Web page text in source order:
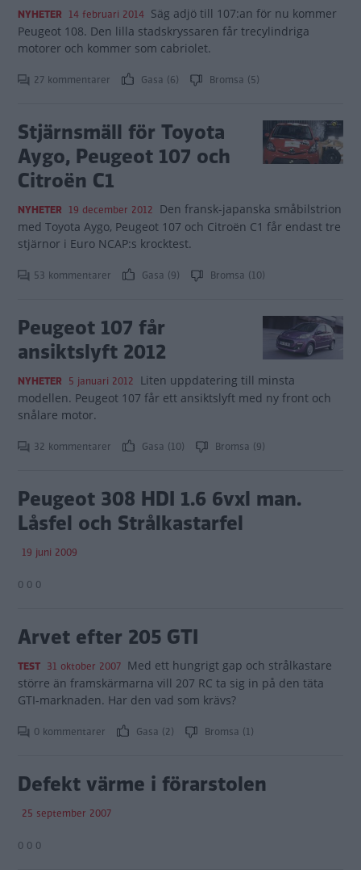
NYHETER 14 februari 2014 Säg adjö till 107:an för nu kommer
Peugeot 108. Den lilla stadskryssaren får trecylindriga
motorer och kommer som cabriolet.
27 kommentarer Gasa (6) Bromsa (5)
Stjärnsmäll för Toyota
Aygo, Peugeot 107 och
Citroën C1
NYHETER 19 december 2012 Den fransk-japanska småbilstrion
med Toyota Aygo, Peugeot 107 och Citroën C1 får endast tre
stjärnor i Euro NCAP:s krocktest.
53 kommentarer Gasa (9) Bromsa (10)
Peugeot 107 får
ansiktslyft 2012
NYHETER 5 januari 2012 Liten uppdatering till minsta
modellen. Peugeot 107 får ett ansiktslyft med ny front och
snålare motor.
32 kommentarer Gasa (10) Bromsa (9)
Peugeot 308 HDI 1.6 6vxl man.
Låsfel och Strålkastarfel
19 juni 2009
0 0 0
Arvet efter 205 GTI
TEST 31 oktober 2007 Med ett hungrigt gap och strålkastare
större än framskärmarna vill 207 RC ta sig in på den täta
GTI-marknaden. Har den vad som krävs?
0 kommentarer Gasa (2) Bromsa (1)
Defekt värme i förarstolen
25 september 2007
0 0 0